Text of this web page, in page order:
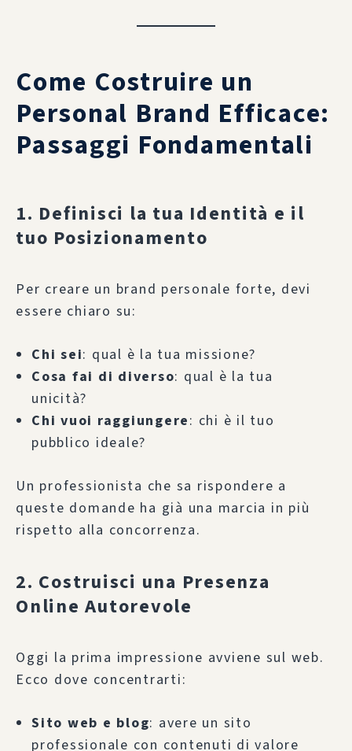
Come Costruire un
Personal Brand Efficace:
Passaggi Fondamentali
1. Definisci la tua Identità e il
tuo Posizionamento
Per creare un brand personale forte, devi
essere chiaro su:
Chi sei: qual è la tua missione?
Cosa fai di diverso: qual è la tua
unicità?
Chi vuoi raggiungere: chi è il tuo
pubblico ideale?
Un professionista che sa rispondere a
queste domande ha già una marcia in più
rispetto alla concorrenza.
2. Costruisci una Presenza
Online Autorevole
Oggi la prima impressione avviene sul web.
Ecco dove concentrarti:
Sito web e blog: avere un sito
professionale con contenuti di valore